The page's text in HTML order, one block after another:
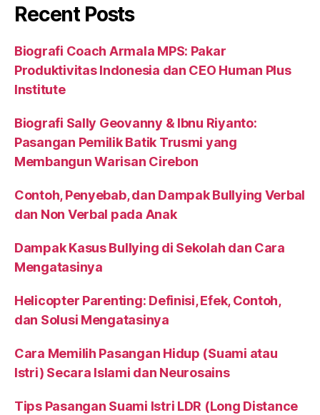
Recent Posts
Biografi Coach Armala MPS: Pakar
Produktivitas Indonesia dan CEO Human Plus
Institute
Biografi Sally Geovanny & Ibnu Riyanto:
Pasangan Pemilik Batik Trusmi yang
Membangun Warisan Cirebon
Contoh, Penyebab, dan Dampak Bullying Verbal
dan Non Verbal pada Anak
Dampak Kasus Bullying di Sekolah dan Cara
Mengatasinya
Helicopter Parenting: Definisi, Efek, Contoh,
dan Solusi Mengatasinya
Cara Memilih Pasangan Hidup (Suami atau
Istri) Secara Islami dan Neurosains
Tips Pasangan Suami Istri LDR (Long Distance